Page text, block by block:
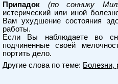
Припадок (по соннику
истерический или иной
Вам ухудшение состояния
работы.
Если Вы наблюдаете во
подчиненные своей
портить дело.
Другие слова по теме: Болезни,